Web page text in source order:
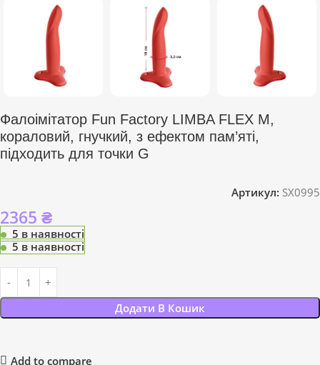
Фалоімітатор Fun Factory LIMBA FLEX M,
кораловий, гнучкий, з ефектом пам’яті,
підходить для точки G
Артикул: SX0995
2365 ₴
5 в наявності
5 в наявності
Додати В Кошик
Add to compare